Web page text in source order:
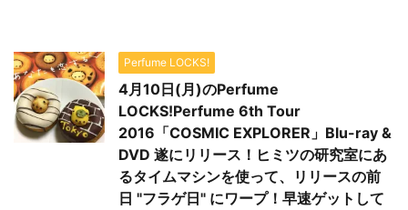
Perfume LOCKS!
4月10日(月)のPerfume
LOCKS!Perfume 6th Tour
2016「COSMIC EXPLORER」Blu-ray &
DVD 遂にリリース！ヒミツの研究室にあ
るタイムマシンを使って、リリースの前
日 "フラゲ日" にワープ！早速ゲットして